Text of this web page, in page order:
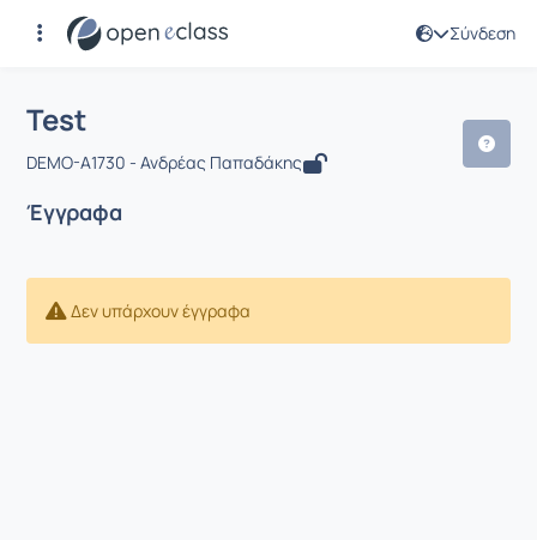
Σύνδεση
Αρχική Σελίδα
Μάθημα : Test
Test
DEMO-A1730 - Ανδρέας Παπαδάκης
Έγγραφα
Δεν υπάρχουν έγγραφα